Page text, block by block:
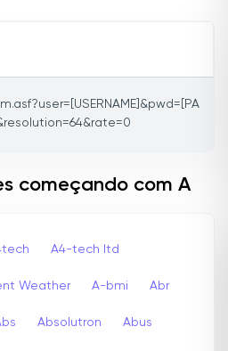
começando com A
A4-tech Itd
Weather A-bmi Abr
Absolutron Abus